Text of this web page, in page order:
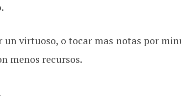
un virtuoso, o tocar mas notas por
menos recursos.